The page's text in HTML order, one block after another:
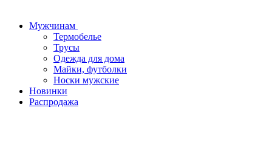
Мужчинам
Термобелье
Трусы
Одежда для дома
Майки, футболки
Носки мужские
Новинки
Распродажа